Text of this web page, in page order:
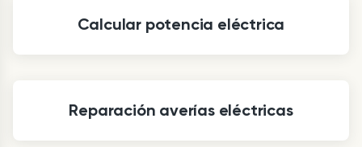
Calcular potencia eléctrica
Reparación averías eléctricas